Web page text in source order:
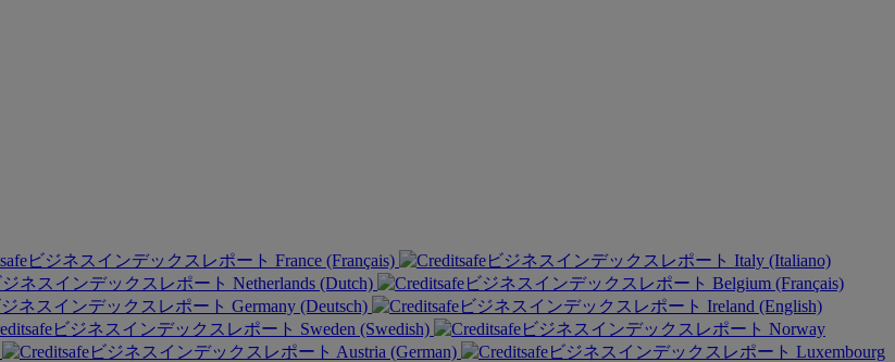
France (Français)
Italy (Italiano)
Netherlands (Dutch)
Belgium (Français)
Germany (Deutsch)
Ireland (English)
Sweden (Swedish)
Norway
Austria (German)
Luxembourg